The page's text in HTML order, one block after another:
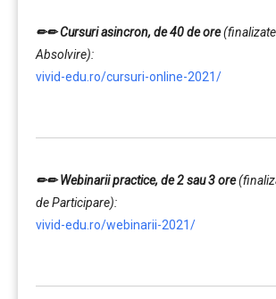
✏✏ Cursuri asincron, de 40 de ore
Absolvire):
vivid-edu.ro/cursuri-online-2021/
✏✏ Webinarii practice, de 2 sau 3 ore
de Participare):
vivid-edu.ro/webinarii-2021/